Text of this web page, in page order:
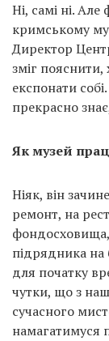
Ні, самі ні.
кримському
Директор
зміг пояснити,
експонати
прекрасно
Як музей
Ніяк, він
ремонт, на
фондосховища,
підрядника
для початку
чутки, що з
сучасного
намагатимуся